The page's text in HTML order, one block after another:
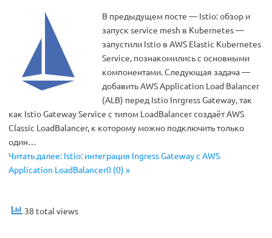
В предыдущем посте — Istio: обзор и
запуск service mesh в Kubernetes —
запустили Istio в AWS Elastic Kubernetes
Service, познакомились с основными
компонентами. Следующая задача —
добавить AWS Application Load Balancer
(ALB) перед Istio Inrgress Gateway, так
как Istio Gateway Service с типом LoadBalancer создаёт AWS
Classic LoadBalancer, к которому можно подключить только
один…
Читать далее: Istio: интеграция Ingress Gateway с AWS
Application LoadBalancer0 (0) »
38 total views